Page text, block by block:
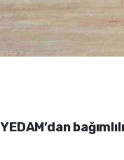
YEDAM’dan